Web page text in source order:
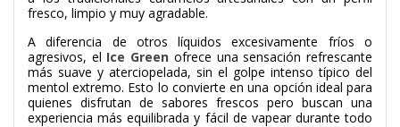
fresco, limpio y muy agradable.
A diferencia de otros líquidos excesivamente fríos o
agresivos, el Ice Green ofrece una sensación refrescante
más suave y aterciopelada, sin el golpe intenso típico del
mentol extremo. Esto lo convierte en una opción ideal para
quienes disfrutan de sabores frescos pero buscan una
experiencia más equilibrada y fácil de vapear durante todo